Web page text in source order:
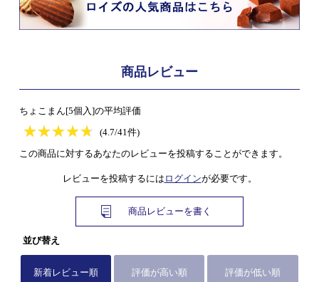
商品レビュー
ちょこまん[5個入]の平均評価
★★★★★
★★★★★
(4.7/41件)
この商品に対するあなたのレビューを投稿することができます。
レビューを投稿するには ログインが必要です。
商品レビューを書く
並び替え
新着レビュー順 評価が高い順 評価が低い順